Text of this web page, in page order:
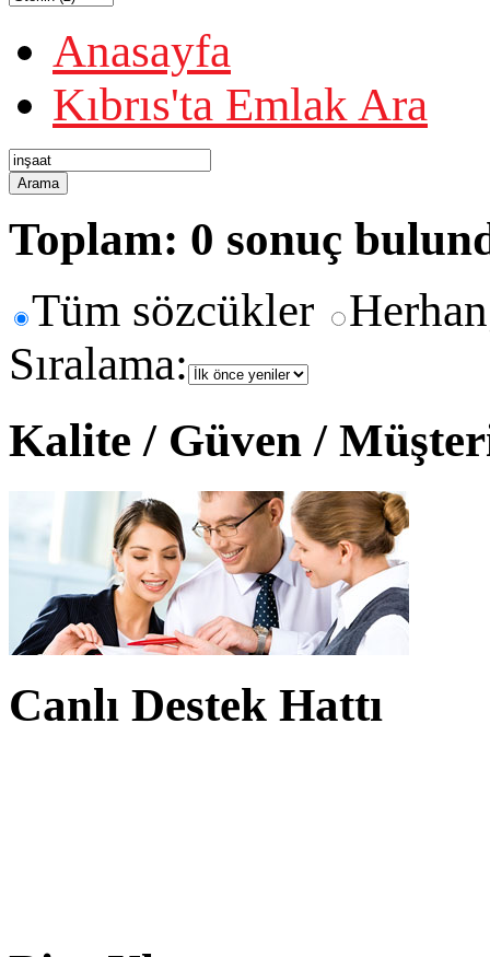
Anasayfa
Kıbrıs'ta Emlak Ara
Arama
Toplam: 0 sonuç
Tüm sözcükler
Sıralama:
Kalite / Güven /
Canlı Destek Hattı